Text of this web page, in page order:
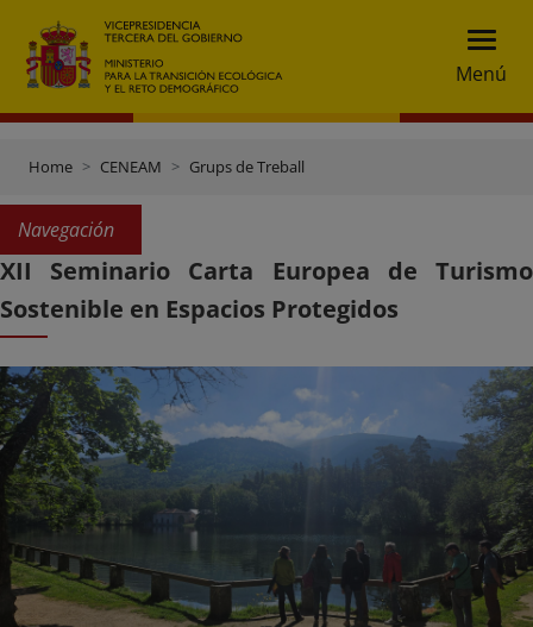
Menú
Home CENEAM Grups de Treball
Navegación
XII Seminario Carta Europea de Turismo
Sostenible en Espacios Protegidos